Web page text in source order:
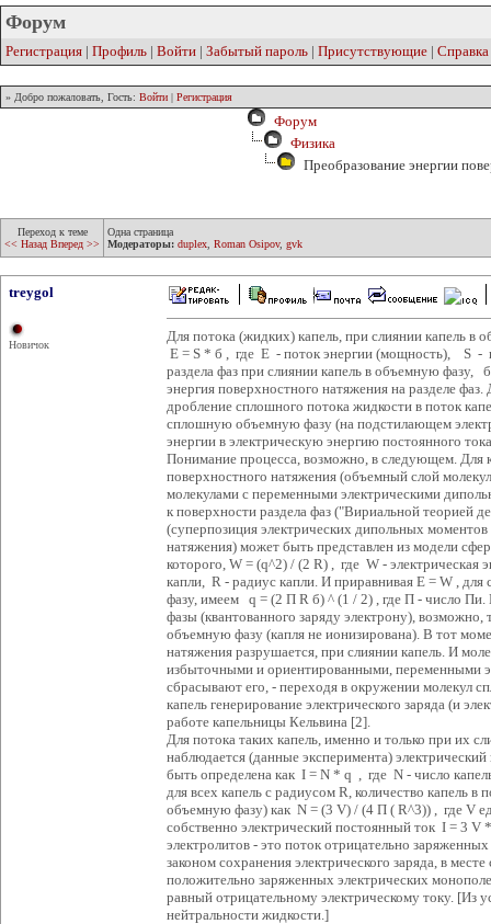
Форум
Регистрация | Профиль | Войти | Забытый пароль | Присутствующие | Справка
» Добро пожаловать, Гость: Войти | Регистрация
Форум
Физика
Преобразование энергии
Переход к теме
<< Назад Вперед >>
Одна страница
Модераторы: duplex Roman Osipov, gvk
treygol
Новичок
Для потока (жидких) капель, при слиянии капель в
E = S * б , где E - поток энергии (мощность), S -
раздела фаз при слиянии капель в объемную
энергия поверхностного натяжения на разделе
дробление сплошного потока жидкости в поток
сплошную объемную фазу (на подстилающем
энергии в электрическую энергию постоянного
Понимание процесса, возможно, в следующем. Для
поверхностного натяжения (объемный слой
молекулами с переменными электрическими
к поверхности раздела фаз ("Вириальной теорией
(суперпозиция электрических дипольных
натяжения) может быть представлен из модели
которого, W = (q^2) / (2 R) , где W - электрическая
капли, R - радиус капли. И приравнивая Е = W ,
фазу, имеем q = (2 П R б) ^ (1 / 2) , где П - число Пи.
фазы (квантованного заряду электрону),
объемную фазу (капля не ионизирована). В тот
натяжения разрушается, при слиянии капель. И
избыточными и ориентированными, переменными
сбрасывают его, - переходя в окружении молекул
капель генерирование электрического заряда (и
работе капельницы Кельвина [2].
Для потока таких капель, именно и только при их
наблюдается (данные эксперимента)
быть определена как I = N * q , где N - число
для всех капель с радиусом R, количество капель
объемную фазу) как N = (3 V) / (4 П ( R^3)) , где V
собственно электрический постоянный ток I = 3
электролитов - это поток отрицательно
законом сохранения электрического заряда, в
положительно заряженных электрических
равный отрицательному электрическому току. [Из
нейтральности жидкости.]